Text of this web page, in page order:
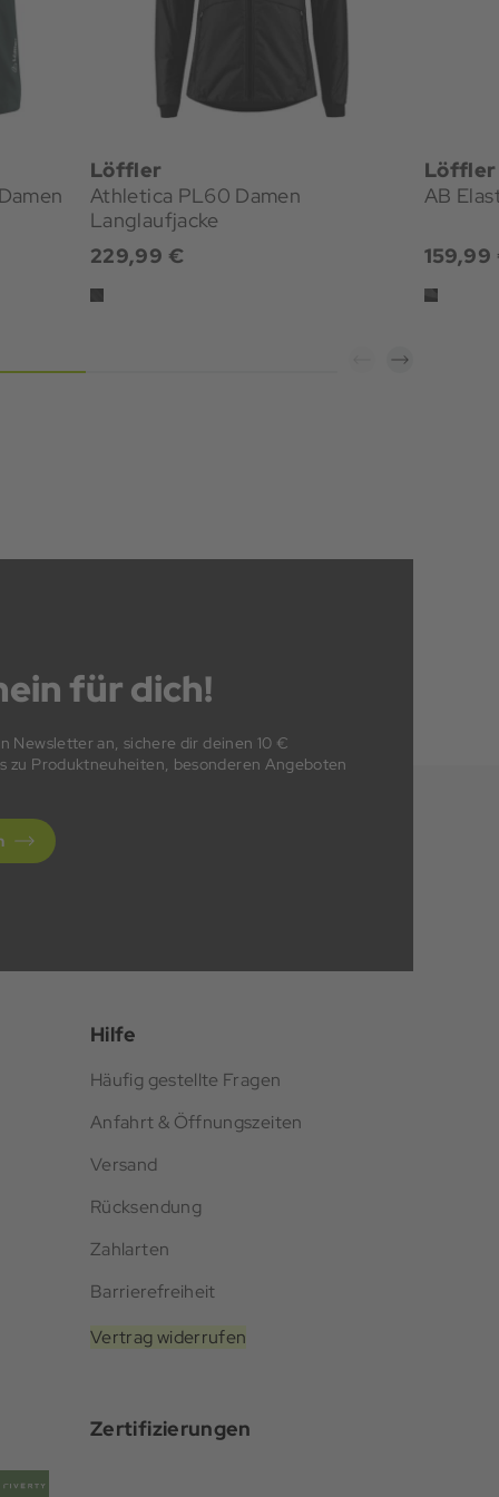
Löffler
Athletica PL60 Damen
Langlaufjacke
229,99 €
Löffler
AB
159,99
für dich!
Newsletter an, sichere dir deinen 10 €
zu Produktneuheiten, besonderen Angeboten
Hilfe
Häufig gestellte Fragen
Anfahrt & Öffnungszeiten
Versand
Rücksendung
Zahlarten
Barrierefreiheit
Vertrag widerrufen
Zertifizierungen